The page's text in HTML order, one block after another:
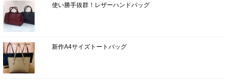
使い勝手抜群！レザーハンドバッグ
新作A4サイズトートバッグ